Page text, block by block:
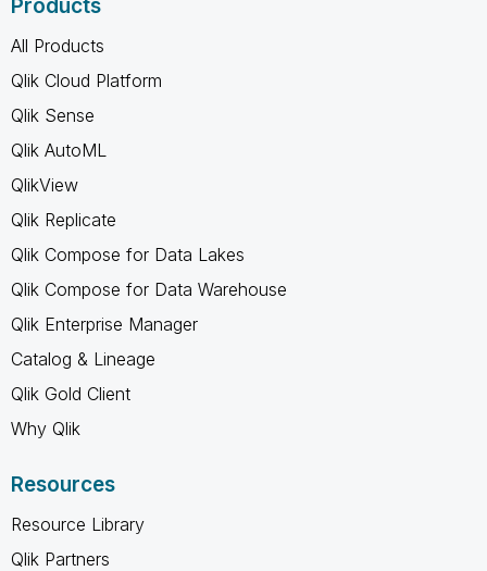
Products
All Products
Qlik Cloud Platform
Qlik Sense
Qlik AutoML
QlikView
Qlik Replicate
Qlik Compose for Data Lakes
Qlik Compose for Data Warehouse
Qlik Enterprise Manager
Catalog & Lineage
Qlik Gold Client
Why Qlik
Resources
Resource Library
Qlik Partners